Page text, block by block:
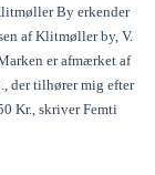
By erkender
af Klitmøller by, V.
er afmærket af
der tilhører mig efter
Kr., skriver Femti